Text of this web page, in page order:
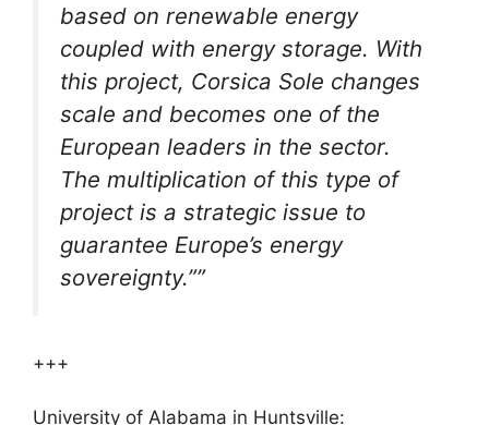
based on renewable energy
coupled with energy storage. With
this project, Corsica Sole changes
scale and becomes one of the
European leaders in the sector.
The multiplication of this type of
project is a strategic issue to
guarantee Europe’s energy
sovereignty.””
+++
University of Alabama in Huntsville: